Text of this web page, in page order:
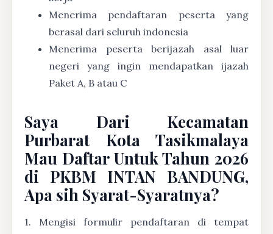
Menerima pendaftaran peserta yang
berasal dari seluruh indonesia
Menerima peserta berijazah asal luar
negeri yang ingin mendapatkan ijazah
Paket A, B atau C
Saya Dari Kecamatan
Purbarat Kota Tasikmalaya
Mau Daftar Untuk Tahun 2026
di PKBM INTAN BANDUNG,
Apa sih Syarat-Syaratnya?
1. Mengisi formulir pendaftaran di tempat